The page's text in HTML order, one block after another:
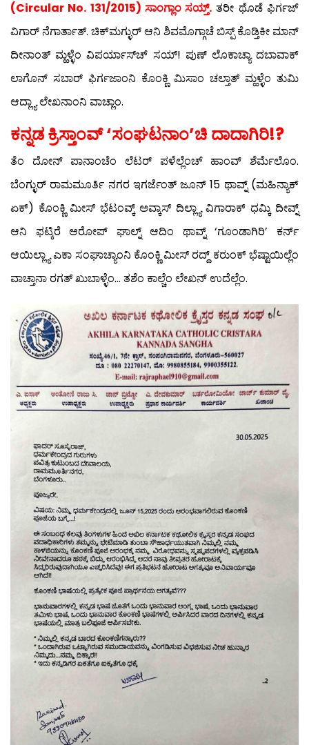
(Circular No. 131/2015) ಸಾಂಗ್ಲಾಂ ಸಯ್ತ್. ತರೀ ಥೊಡೆ ಫಿರ್ಗಜ್
ವಿಗಾರ್ ನೆಗಾರ್ತಾತ್. ಚಿಕ್‍ಮಗ್ಳುರ್ ಆನಿ ಶಿವಮೊಗ್ಗಾಚೆ ಬಿಸ್ಪ್ ಕೊಡ್ತಿಕೀ ಮಾನ್
ದೀನಾಂತ್ ಮ್ಹಳ್ಳೆಂ ವಿಪರ್ಯಾಸ್‍ಚ್ ಸಯ್! ಪುಣ್ ಲೊಕಾಚ್ಯಾ ದಬಾವಾಕ್
ಲಾಗೊನ್ ಸಬಾರ್ ಫಿರ್ಗಜಾಂನಿ ಕೊಂಕ್ಣಿ ಮಿಸಾಂ ಚಲ್ತಾತ್ ಮ್ಹಳ್ಳೆಂ ತುಮಿ
ಆದ್ಲ್ಯಾ ಲೇಖನಾಂನಿ ವಾಚ್ಲಾಂ.
ಕನ್ನಡ ಕ್ರಿಸ್ತಾಂವ್ ‘ಸಂಘಟನಾಂ’ಚಿ ದಾದಾಗಿರಿ!?
ತೆಂ ದೋನ್ ಪಾನಾಂಚೆಂ ಲೆಟರ್ ಪಳೆಲ್ಲೆಂಚ್ ಹಾಂವ್ ಶೆರ್ಮೆಲೊಂ.
ಬೆಂಗ್ಳುರ್ ರಾಮಮೂರ್ತಿ ನಗರ ಇಗರ್ಜೆಂತ್ ಜೂನ್ 15 ಥಾವ್ನ್ (ಮಹಿನ್ಯಾಕ್
ಏಕ್) ಕೊಂಕ್ಣಿ ಮೀಸ್ ಭೆಟಂವ್ಕ್ ಅವ್ಕಾಸ್ ದಿಲ್ಲ್ಯಾ ವಿಗಾರಾಕ್ ಧಮ್ಕಿ ದೀವ್ನ್
ಆನಿ ಫಟ್ಕಿರೆ ಆರೋಪ್ ಘಾಲ್ನ್ ಆದಿಂ ಥಾವ್ನ್ ‘ಗೂಂಡಾಗಿರಿ’ ಕರ್ನ್
ಆಯಿಲ್ಲ್ಯಾ ಎಕಾ ಸಂಘಾಚ್ಯಾಂನಿ ಕೊಂಕ್ಣಿ ಮೀಸ್ ರದ್ದ್ ಕರುಂಕ್ ಭೆಷ್ಟಾಯಿಲ್ಲೆಂ
ವಾಚ್ತಾನಾ ರಗತ್ ಖುಬಾಳ್ಳೆಂ… ತಶೆಂ ಕಾಲ್ಚೆಂ ಲೇಖನ್ ಉದೆಲ್ಲೆಂ.